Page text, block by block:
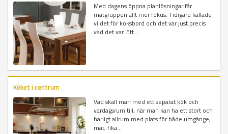
Med dagens öppna planlösningar får
matgruppen allt mer fokus. Tidigare kallade
vi det för köksbord och det var just precis
vad det var. Ett...
Köket i centrum
Vad skall man med ett separat kök och
vardagsrum till, när man kan ha ett stort och
härligt allrum med plats för både umgänge,
mat, fika...